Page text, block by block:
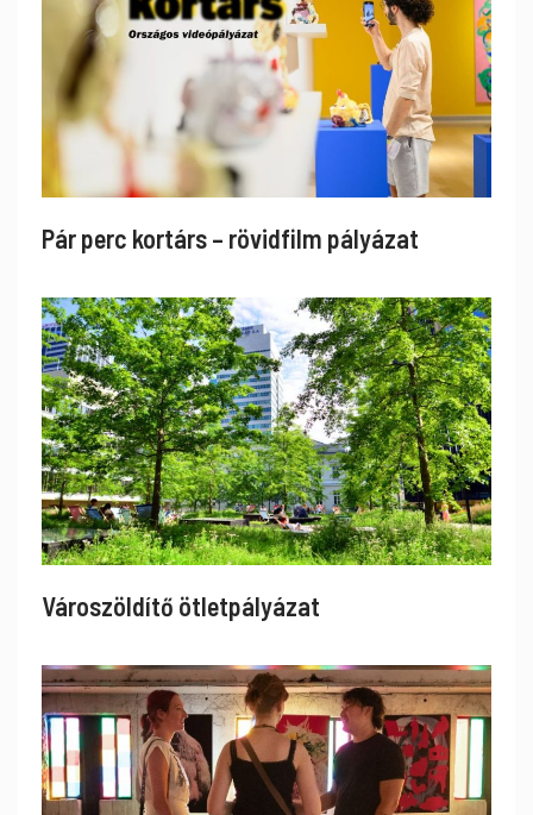
Pár perc kortárs – rövidfilm pályázat
Városzöldítő ötletpályázat